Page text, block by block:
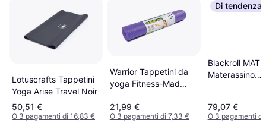
Lotuscrafts Tappetini
Yoga Arise Travel Noir
50,51 €
O 3 pagamenti di 16,83 €
Warrior Tappetini da
yoga Fitness-Mad
21,99 €
O 3 pagamenti di 7,33 €
Di tendenza
Blackroll MAT
Materassino
SuperGrip
79,07 €
O 3 pagamenti